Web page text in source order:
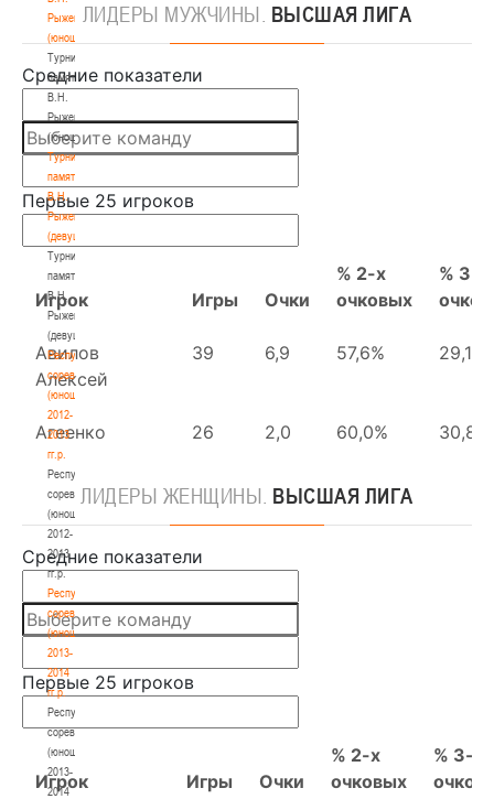
Рыженкова
(юноши)
Турнир
памяти
В.Н.
Рыженкова
(юноши)
Турнир
памяти
В.Н.
Рыженкова
(девушки)
Турнир
памяти
В.Н.
Рыженкова
(девушки)
Республиканские
соревнования
(юноши)
2012-
2013
гг.р.
Республиканские
соревнования
(юноши)
2012-
2013
гг.р.
Республиканские
соревнования
(юноши)
2013-
2014
гг.р.
Республиканские
соревнования
(юноши)
2013-
2014
ЛИДЕРЫ МУЖЧИНЫ. ВЫСШАЯ ЛИГА
ЛИДЕРЫ ЖЕНЩИНЫ. ВЫСШАЯ ЛИГА